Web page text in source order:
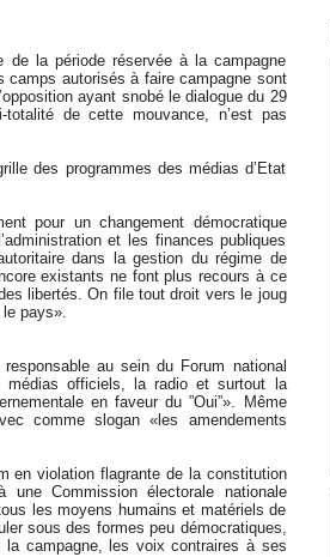
de la période réservée à la campagne
camps autorisés à faire campagne sont
ayant snobé le dialogue du 29
de cette mouvance, n’est pas
des programmes des médias d’Etat
pour un changement démocratique
et les finances publiques
dans la gestion du régime de
existants ne font plus recours à ce
libertés. On file tout droit vers le joug
le pays».
au sein du Forum national
médias officiels, la radio et surtout la
en faveur du ”Oui”». Même
comme slogan «les amendements
en violation flagrante de la constitution
une Commission électorale nationale
les moyens humains et matériels de
sous des formes peu démocratiques,
la campagne, les voix contraires à ses